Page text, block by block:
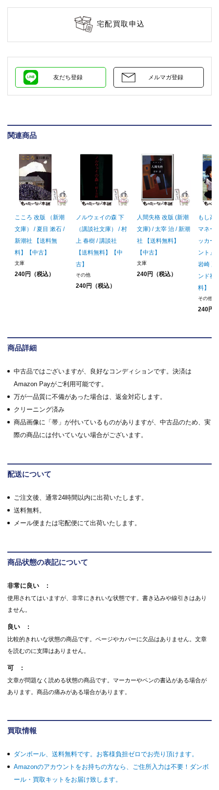
宅配買取申込
友だち登録 メルマガ登録
関連商品
こころ 改版 （新潮
文庫） / 夏目 漱石 /
新潮社 【送料無
料】【中古】
文庫
240円（税込）
ノルウェイの森 下
（講談社文庫） / 村
上 春樹 / 講談社
【送料無料】【中
古】
その他
240円（税込）
人間失格 改版 (新潮
文庫) / 太宰 治 / 新潮
社 【送料無料】
【中古】
文庫
240円（税込）
もし高
マネー
ッカー
ント』
岩崎 夏
ンド社
料】【
その他
240円
商品詳細
中古品ではございますが、良好なコンディションです。決済は
Amazon Payがご利用可能です。
万が一品質に不備があった場合は、返金対応します。
クリーニング済み
商品画像に「帯」が付いているものがありますが、中古品のため、実
際の商品には付いていない場合がございます。
配送について
ご注文後、通常24時間以内に出荷いたします。
送料無料。
メール便または宅配便にて出荷いたします。
商品状態の表記について
非常に良い
使用されてはいますが、非常にきれいな状態です。書き込みや線引きはあり
ません。
良い
比較的きれいな状態の商品です。ページやカバーに欠品はありません。文章
を読むのに支障はありません。
可
文章が問題なく読める状態の商品です。マーカーやペンの書込がある場合が
あります。商品の痛みがある場合があります。
買取情報
ダンボール、送料無料です。お客様負担ゼロでお売り頂けます。
Amazonのアカウントをお持ちの方なら、ご住所入力は不要！ダンボ
ール・買取キットをお届け致します。